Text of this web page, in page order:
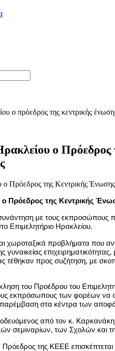
ο πρόεδρος της κεντρικής
ο
ο Πρόεδρος της Κεντρικής
με τους
Επιμελητήριο Ηρακλείου.
χωροταξικά προβλήματα που
τέθηκαν προς συζήτηση, με
του Προέδρου του
εκπρόσωπους των φορέων να
παρέμβαση στα κέντρα των
από τον κ. Καρκανάκη
σεμιναρίων, των Σχολών και
της ΚΕΕΕ